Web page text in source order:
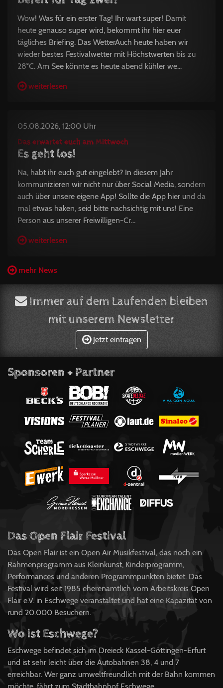
Wow! Was für ein erster Tag! Ihr wart super! Damit
heute genauso super wird, bekommt ihr hier euer
tägliches Briefing. Das WetterAuch heute haben wir
wieder bestes Festivalwetter mit Höchstwerten bis zu
28°C. Am See könnte es heute abend kühler we...
weiterlesen
05.08.2026, 12:00 Uhr
Das erwartet euch am Mittwoch
Es geht los!
Na, habt ihr euch gut eingelebt? In diesem Jahr
kommunizieren wir nicht nur über Social Media, sondern
auch über unsere eigene App! Sollte die App hier und da
mal etwas haken, seid bitte nachsichtig mit uns! Eine
Person aus unserer Freiwilligen-Cr...
weiterlesen
mehr News
Immer auf dem Laufenden bleiben
mit unserem Newsletter
Jetzt eintragen
Sponsoren + Partner
Das Open Flair Festival
Das Open Flair ist ein Open Air Musikfestival, das noch ein
Rahmenprogramm aus Kleinkunst, Kinderprogramm,
Performances und anderen Programmpunkten bietet. Das
Festival wird seit 1985 eherenamtlich vom Arbeitskreis Open
Flair e.V. in Eschwege veranstaltet und hat eine Kapazität von
rund 20.000 Besuchern.
Wo ist Eschwege?
Eschwege befindet sich im Dreieck Kassel-Göttingen-Erfurt
und ist sehr leicht über die Autobahnen 38, 4 und 7
erreichbar. Wer ganz umweltfreundlich mit der Bahn kommen